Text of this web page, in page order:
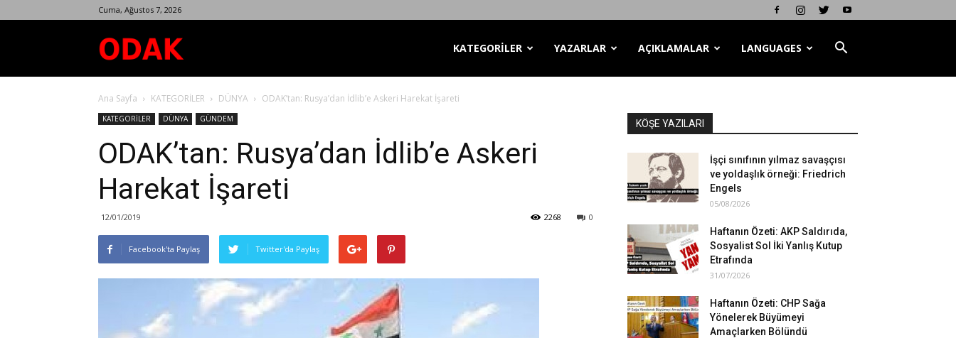
Cuma, Ağustos 7, 2026
Dergisi
KATEGORİLER YAZARLAR AÇIKLAMALAR LANGUAGES
Ana Sayfa KATEGORİLER DÜNYA ODAK’tan: Rusya’dan İdlib’e Askeri Harekat İşareti
KATEGORİLER DÜNYA GÜNDEM
ODAK’tan: Rusya’dan İdlib’e Askeri
Harekat İşareti
12/01/2019 0
2268
Facebook'ta Paylaş Twitter'da Paylaş
KÖŞE YAZILARI
İşçi sınıfının yılmaz savaşçısı
ve yoldaşlık örneği: Friedrich
Engels
05/08/2026
Haftanın Özeti: AKP Saldırıda,
Sosyalist Sol İki Yanlış Kutup
Etrafında
31/07/2026
Haftanın Özeti: CHP Sağa
Yönelerek Büyümeyi
Amaçlarken Bölündü